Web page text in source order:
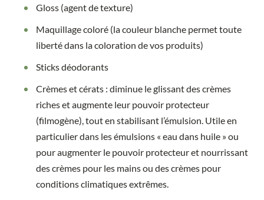
Gloss (agent de texture)
Maquillage coloré (la couleur blanche permet toute
liberté dans la coloration de vos produits)
Sticks déodorants
Crèmes et cérats : diminue le glissant des crèmes
riches et augmente leur pouvoir protecteur
(filmogène), tout en stabilisant l’émulsion. Utile en
particulier dans les émulsions « eau dans huile » ou
pour augmenter le pouvoir protecteur et nourrissant
des crèmes pour les mains ou des crèmes pour
conditions climatiques extrêmes.